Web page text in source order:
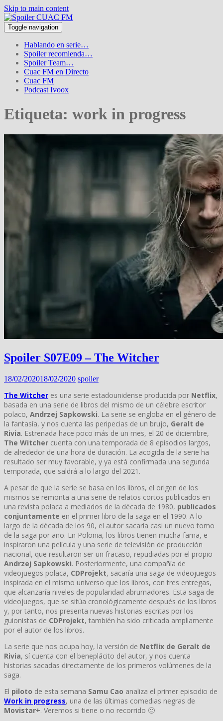
Skip to main content
Toggle navigation
Hablando en serie…
Spoiler recomienda…
Spoiler Team…
Cuac FM en Directo
Cuac FM
Podcast Ivoox
Etiqueta: work in progress
Spoiler S07E09 – The Witcher
18/02/202018/02/2020 spoiler
The Witcher es una serie estadounidense producida por Netflix,
basada en una serie de libros del mismo de un célebre escritor
polaco, Andrzej Sapkowski. La serie se engloba en el género de
la fantasía, y nos cuenta las peripecias de un brujo, Geralt de
Rivia. Estrenada hace poco más de un mes, el 20 de diciembre,
The Witcher cuenta con una temporada de 8 episodios largos,
de alrededor de una hora de duración. La acogida de la serie ha
resultado ser muy favorable, y ya está confirmada una segunda
temporada, que saldrá a lo largo del 2021.
A pesar de que la serie se basa en los libros, el origen de los
mismos se remonta a una serie de relatos cortos publicados en
una revista polaca a mediados de la década de 1980, publicados
conjuntamente en el primer libro de la saga en el 1990. A lo
largo de la década de los 90, el autor sacaría casi un nuevo tomo
de la saga por año. En Polonia, los libros tienen mucha fama, e
inspiraron una película y una serie de televisión de producción
nacional, que resultaron ser un fracaso, repudiadas por el propio
Andrzej Sapkowski. Posteriormente, una compañía de
videojuegos polaca, CDProjekt, sacaría una saga de videojuegos
inspirada en el mismo universo que los libros, con tres entregas,
que alcanzaría niveles de popularidad abrumadores. Esta saga de
videojuegos, que se sitúa cronológicamente después de los libros
y, por tanto, nos presenta nuevas historias escritas por los
guionistas de CDProjekt, también ha sido criticada ampliamente
por el autor de los libros.
La serie que nos ocupa hoy, la versión de Netflix de Geralt de
Rivia, sí cuenta con el beneplácito del autor, y nos cuenta
historias sacadas directamente de los primeros volúmenes de la
saga.
El piloto de esta semana Samu Cao analiza el primer episodio de
Work in progress, una de las últimas comedias negras de
Movistar+. Veremos si tiene o no recorrido 🙂